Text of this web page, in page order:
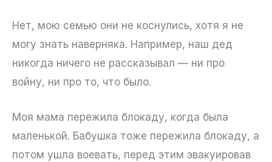
Нет, мою семью они не коснулись, хотя я не
могу знать наверняка. Например, наш дед
никогда ничего не рассказывал — ни про
войну, ни про то, что было.
Моя мама пережила блокаду, когда была
маленькой. Бабушка тоже пережила блокаду, а
потом ушла воевать, перед этим эвакуировав